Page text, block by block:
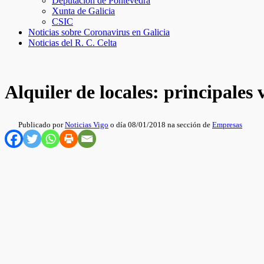
Xunta de Galicia
CSIC
Noticias sobre Coronavirus en Galicia
Noticias del R. C. Celta
Alquiler de locales: principales
Publicado porNoticias Vigo o día 08/01/2018 na sección de Empresas